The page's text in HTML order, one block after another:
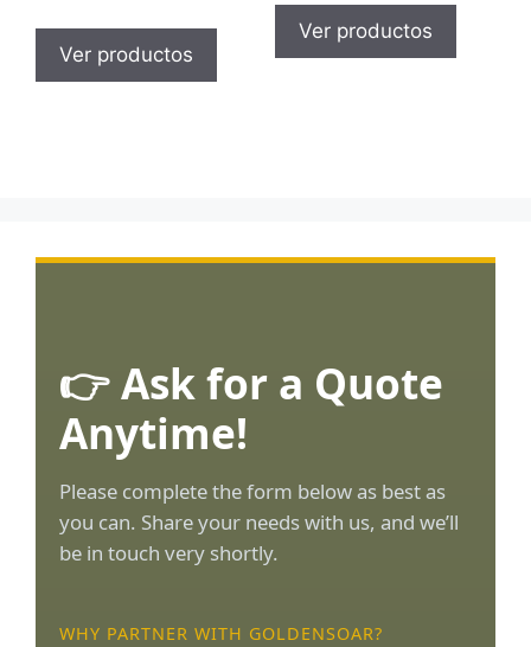
Ver productos
Ver productos
👉 Ask for a Quote
Anytime!
Please complete the form below as best as
you can. Share your needs with us, and we’ll
be in touch very shortly.
WHY PARTNER WITH GOLDENSOAR?